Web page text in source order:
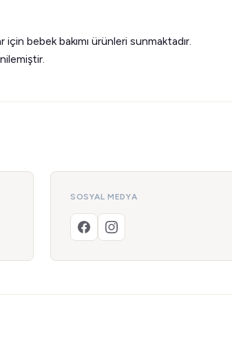
bebek bakımı ürünleri sunmaktadır.
SOSYAL MEDYA